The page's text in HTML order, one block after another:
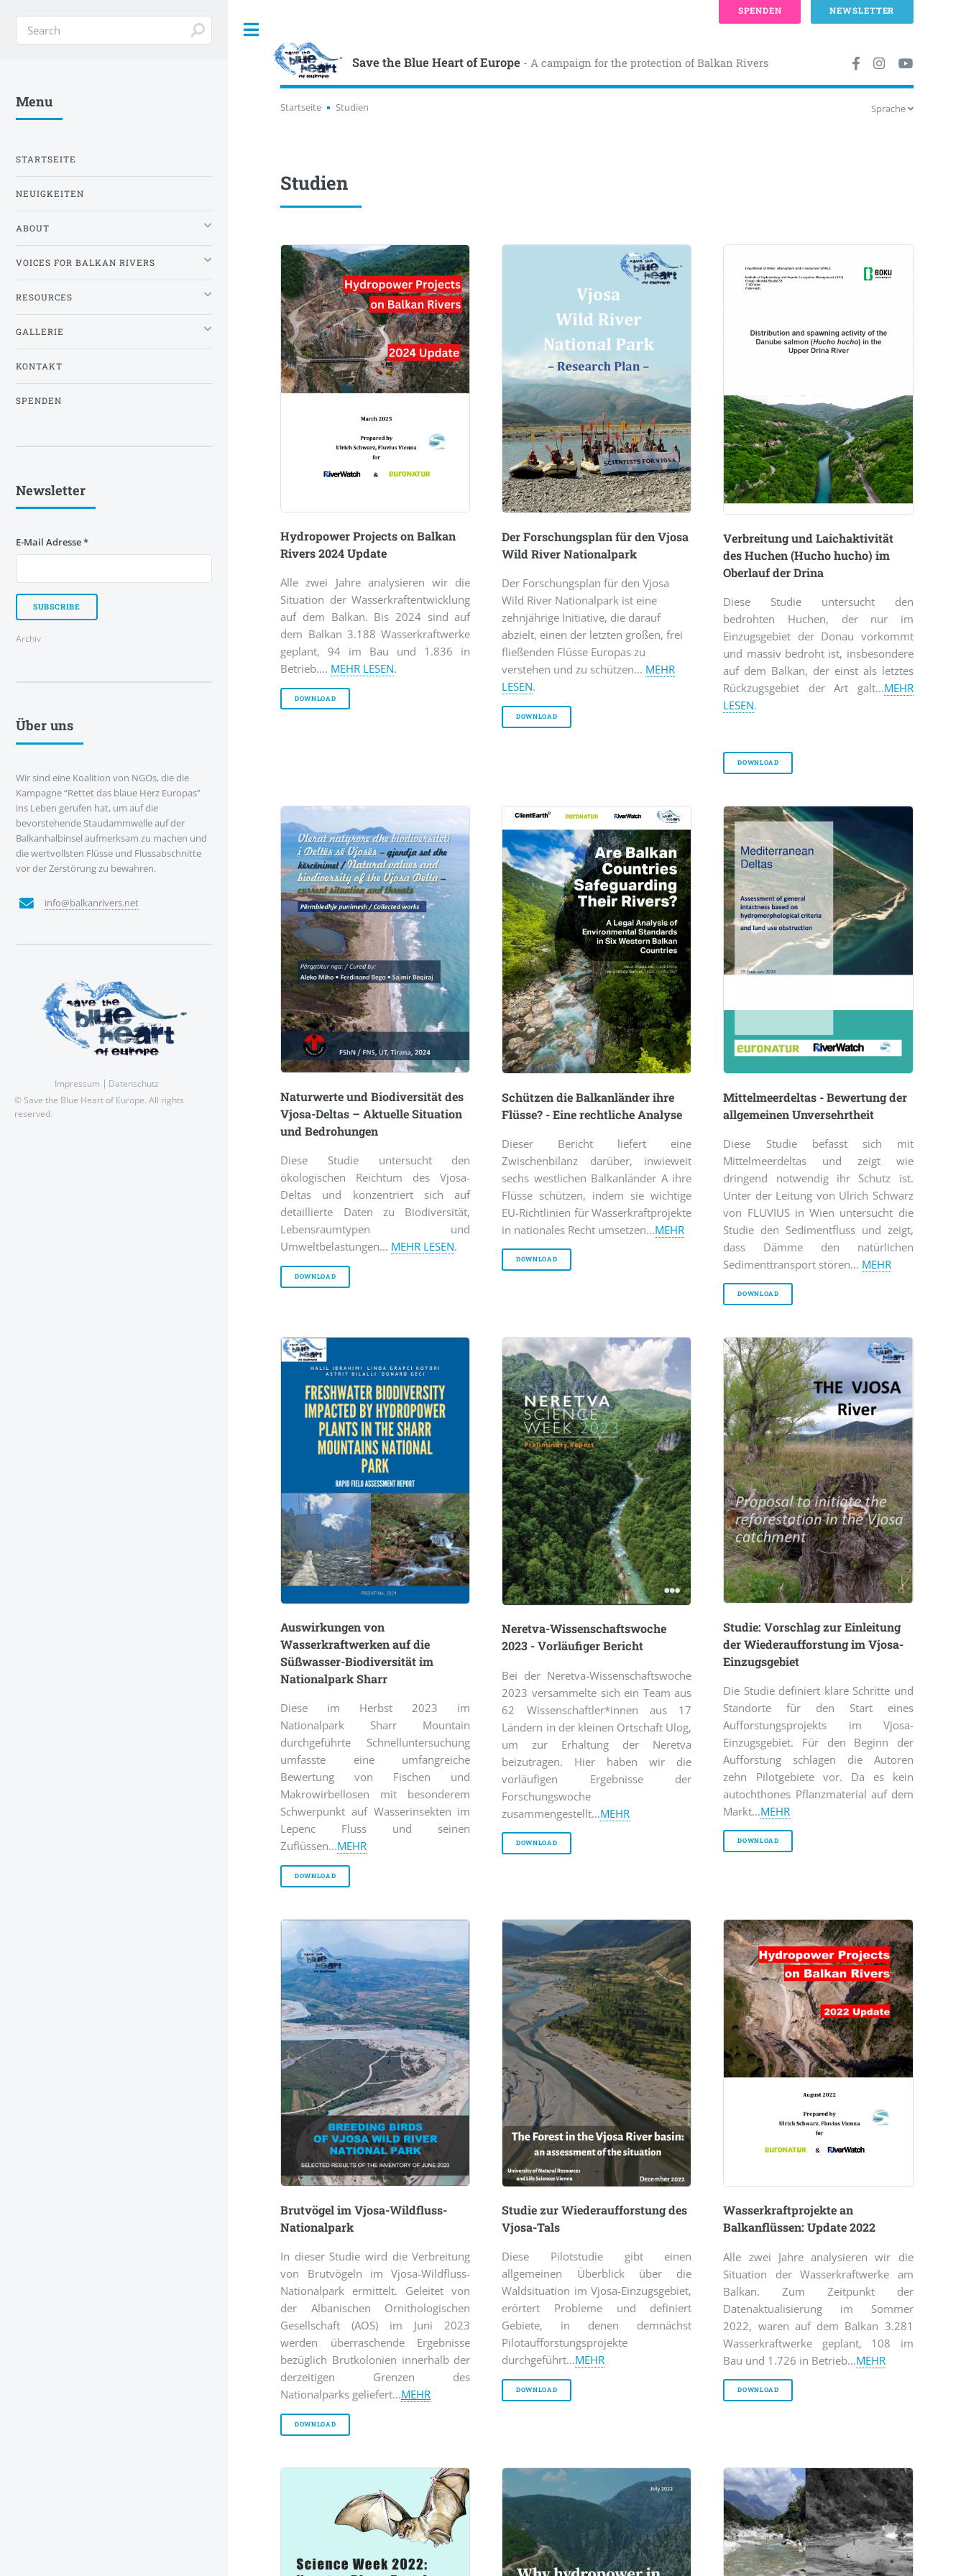
Save the Blue Heart of Europe - A campaign for the protection of Balkan Rivers
Startseite Studien Sprache
Studien
Hydropower Projects on Balkan
Rivers 2024 Update
Alle zwei Jahre analysieren wir die
Situation der Wasserkraftentwicklung
auf dem Balkan. Bis 2024 sind auf
dem Balkan 3.188 Wasserkraftwerke
geplant, 94 im Bau und 1.836 in
Betrieb.... MEHR LESEN.
DOWNLOAD
Der Forschungsplan für den Vjosa
Wild River Nationalpark
Der Forschungsplan für den Vjosa
Wild River Nationalpark ist eine
zehnjährige Initiative, die darauf
abzielt, einen der letzten großen, frei
fließenden Flüsse Europas zu
verstehen und zu schützen... MEHR
LESEN.
DOWNLOAD
Verbreitung und Laichaktivität
des Huchen (Hucho hucho) im
Oberlauf der Drina
Diese Studie untersucht den
bedrohten Huchen, der nur im
Einzugsgebiet der Donau vorkommt
und massiv bedroht ist, insbesondere
auf dem Balkan, der einst als letztes
Rückzugsgebiet der Art galt...MEHR
LESEN.
DOWNLOAD
Naturwerte und Biodiversität des
Vjosa-Deltas – Aktuelle Situation
und Bedrohungen
Diese Studie untersucht den
ökologischen Reichtum des Vjosa-
Deltas und konzentriert sich auf
detaillierte Daten zu Biodiversität,
Lebensraumtypen und
Umweltbelastungen... MEHR LESEN.
DOWNLOAD
Schützen die Balkanländer ihre
Flüsse? - Eine rechtliche Analyse
Dieser Bericht liefert eine
Zwischenbilanz darüber, inwieweit
sechs westlichen Balkanländer A ihre
Flüsse schützen, indem sie wichtige
EU-Richtlinien für Wasserkraftprojekte
in nationales Recht umsetzen...MEHR
DOWNLOAD
Mittelmeerdeltas - Bewertung der
allgemeinen Unversehrtheit
Diese Studie befasst sich mit
Mittelmeerdeltas und zeigt wie
dringend notwendig ihr Schutz ist.
Unter der Leitung von Ulrich Schwarz
von FLUVIUS in Wien untersucht die
Studie den Sedimentfluss und zeigt,
dass Dämme den natürlichen
Sedimenttransport stören... MEHR
DOWNLOAD
Auswirkungen von
Wasserkraftwerken auf die
Süßwasser-Biodiversität im
Nationalpark Sharr
Diese im Herbst 2023 im
Nationalpark Sharr Mountain
durchgeführte Schnelluntersuchung
umfasste eine umfangreiche
Bewertung von Fischen und
Makrowirbellosen mit besonderem
Schwerpunkt auf Wasserinsekten im
Lepenc Fluss und seinen
Zuflüssen...MEHR
DOWNLOAD
Neretva-Wissenschaftswoche
2023 - Vorläufiger Bericht
Bei der Neretva-Wissenschaftswoche
2023 versammelte sich ein Team aus
62 Wissenschaftler*innen aus 17
Ländern in der kleinen Ortschaft Ulog,
um zur Erhaltung der Neretva
beizutragen. Hier haben wir die
vorläufigen Ergebnisse der
Forschungswoche
zusammengestellt...MEHR
DOWNLOAD
Studie: Vorschlag zur Einleitung
der Wiederaufforstung im Vjosa-
Einzugsgebiet
Die Studie definiert klare Schritte und
Standorte für den Start eines
Aufforstungsprojekts im Vjosa-
Einzugsgebiet. Für den Beginn der
Aufforstung schlagen die Autoren
zehn Pilotgebiete vor. Da es kein
autochthones Pflanzmaterial auf dem
Markt...MEHR
DOWNLOAD
Brutvögel im Vjosa-Wildfluss-
Nationalpark
In dieser Studie wird die Verbreitung
von Brutvögeln im Vjosa-Wildfluss-
Nationalpark ermittelt. Geleitet von
der Albanischen Ornithologischen
Gesellschaft (AOS) im Juni 2023
werden überraschende Ergebnisse
bezüglich Brutkolonien innerhalb der
derzeitigen Grenzen des
Nationalparks geliefert...MEHR
DOWNLOAD
Studie zur Wiederaufforstung des
Vjosa-Tals
Diese Pilotstudie gibt einen
allgemeinen Überblick über die
Waldsituation im Vjosa-Einzugsgebiet,
erörtert Probleme und definiert
Gebiete, in denen demnächst
Pilotaufforstungsprojekte
durchgeführt...MEHR
DOWNLOAD
Wasserkraftprojekte an
Balkanflüssen: Update 2022
Alle zwei Jahre analysieren wir die
Situation der Wasserkraftwerke am
Balkan. Zum Zeitpunkt der
Datenaktualisierung im Sommer
2022, waren auf dem Balkan 3.281
Wasserkraftwerke geplant, 108 im
Bau und 1.726 in Betrieb...MEHR
DOWNLOAD
Menu
STARTSEITE
NEUIGKEITEN
ABOUT
VOICES FOR BALKAN RIVERS
RESOURCES
GALLERIE
KONTAKT
SPENDEN
Newsletter
E-Mail Adresse*
Archiv
Über uns
Wir sind eine Koalition von NGOs, die die
Kampagne “Rettet das blaue Herz Europas”
ins Leben gerufen hat, um auf die
bevorstehende Staudammwelle auf der
Balkanhalbinsel aufmerksam zu machen und
die wertvollsten Flüsse und Flussabschnitte
vor der Zerstörung zu bewahren.
info@balkanrivers.net
Impressum
Datenschutz
© Save the Blue Heart of Europe. All rights
reserved.
SPENDEN NEWSLETTER